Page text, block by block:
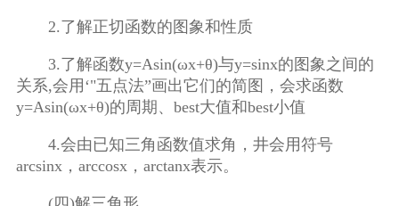
2.了解正切函数的图象和性质
3.了解函数y=Asin(ωx+θ)与y=sinx的图象之间的
关系,会用‘"五点法”画出它们的简图，会求函数
y=Asin(ωx+θ)的周期、best大值和best小值
4.会由已知三角函数值求角，井会用符号
arcsinx，arccosx，arctanx表示。